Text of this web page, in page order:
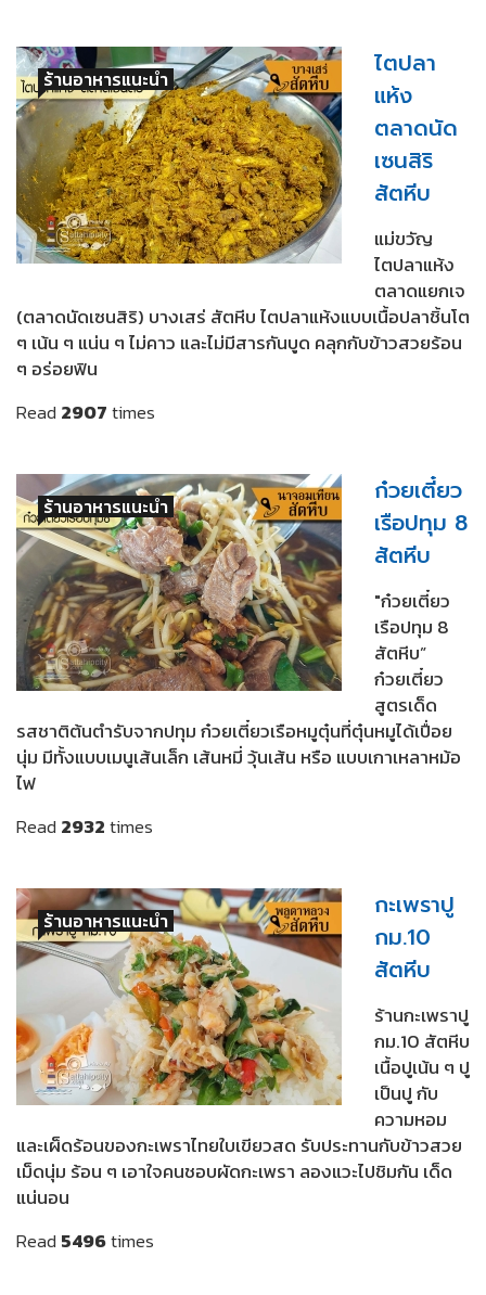
ร้านอาหารแนะนำ
ไตปลา
แห้ง
ตลาดนัด
เซนสิริ
สัตหีบ
แม่ขวัญ
ไตปลาแห้ง
ตลาดแยกเจ
(ตลาดนัดเซนสิริ) บางเสร่ สัตหีบ ไตปลาแห้งแบบเนื้อปลาชิ้นโต
ๆ เน้น ๆ แน่น ๆ ไม่คาว และไม่มีสารกันบูด คลุกกับข้าวสวยร้อน
ๆ อร่อยฟิน
Read 2907times
ร้านอาหารแนะนำ
ก๋วยเตี๋ยว
เรือปทุม 8
สัตหีบ
"ก๋วยเตี๋ยว
เรือปทุม 8
สัตหีบ”
ก๋วยเตี๋ยว
สูตรเด็ด
รสชาติต้นตำรับจากปทุม ก๋วยเตี๋ยวเรือหมูตุ๋นที่ตุ๋นหมูได้เปื่อย
นุ่ม มีทั้งแบบเมนูเส้นเล็ก เส้นหมี่ วุ้นเส้น หรือ แบบเกาเหลาหม้อ
ไฟ
Read 2932times
ร้านอาหารแนะนำ
กะเพราปู
กม.10
สัตหีบ
ร้านกะเพราปู
กม.10 สัตหีบ
เนื้อปูเน้น ๆ ปู
เป็นปู กับ
ความหอม
และเผ็ดร้อนของกะเพราไทยใบเขียวสด รับประทานกับข้าวสวย
เม็ดนุ่ม ร้อน ๆ เอาใจคนชอบผัดกะเพรา ลองแวะไปชิมกัน เด็ด
แน่นอน
Read 5496times